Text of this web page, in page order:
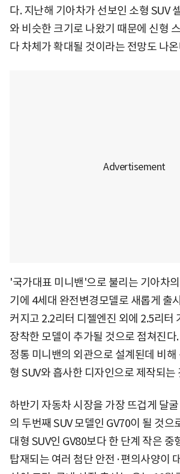
다. 지난해 기아차가 선보인 소형 SUV
와 비슷한 크기로 나왔기 때문에 신형
다 차체가 확대될 것이라는 전망도 나
'국가대표 미니밴'으로 불리는 기아차
기에 4세대 완전변경모델로 새롭게 출
커지고 2.2리터 디젤엔진 외에 2.5리터
장착한 모델이 추가될 것으로 점쳐진다.
정통 미니밴의 외관으로 설계된데 비해
형 SUV와 흡사한 디자인으로 제작되는
하반기 자동차 시장을 가장 뜨겁게 달
의 두번째 SUV 모델인 GV70이 될 것으
대형 SUV인 GV80보다 한 단계 작은 중
탑재되는 여러 첨단 안전·편의사양이